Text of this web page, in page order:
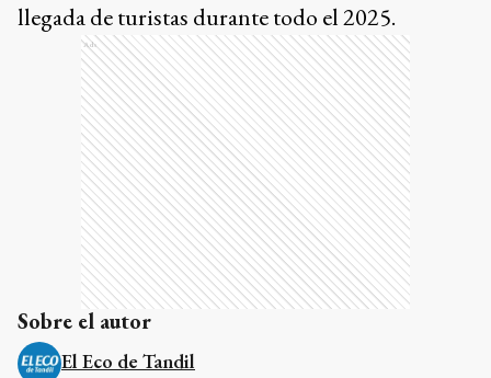
llegada de turistas durante todo el 2025.
Ads
Sobre el autor
El Eco de Tandil